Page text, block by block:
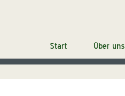
Start Über uns